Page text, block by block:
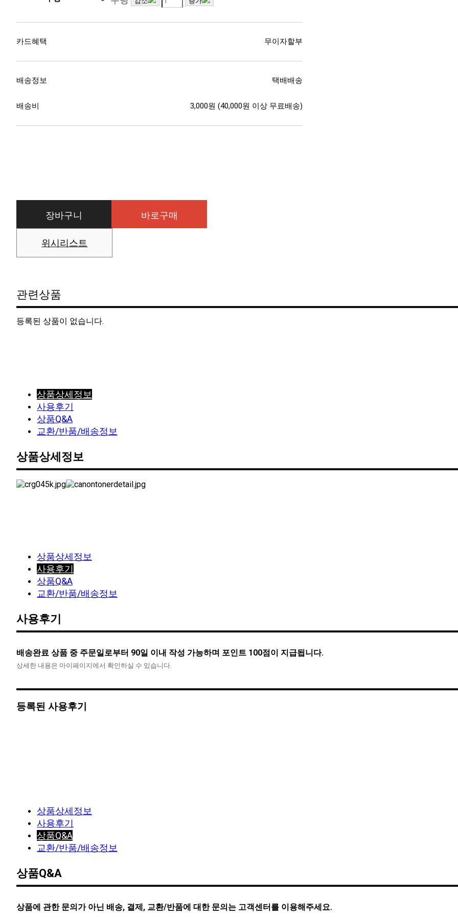
카드혜택 무이자할부
배송정보 택배배송
배송비 3,000원 (40,000원 이상 무료배송)
장바구니 바로구매
위시리스트
관련상품
등록된 상품이 없습니다.
상품상세정보
사용후기
상품Q&A
교환/반품/배송정보
상품상세정보
상품상세정보
사용후기
상품Q&A
교환/반품/배송정보
사용후기
배송완료 상품 중 주문일로부터 90일 이내 작성 가능하며 포인트 100점이 지급됩니다.
상세한 내용은 마이페이지에서 확인하실 수 있습니다.
등록된 사용후기
상품상세정보
사용후기
상품Q&A
교환/반품/배송정보
상품Q&A
상품에 관한 문의가 아닌 배송, 결제, 교환/반품에 대한 문의는 고객센터를 이용해주세요.